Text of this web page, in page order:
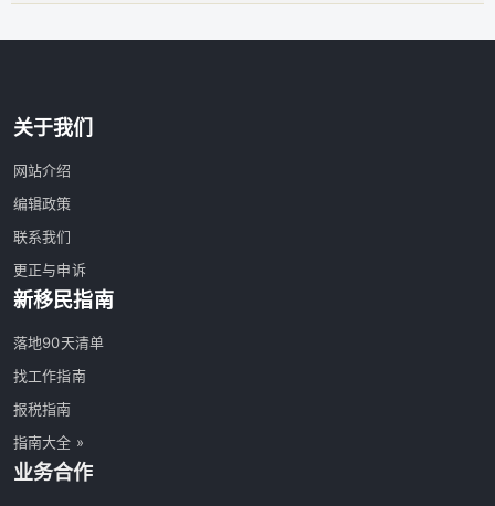
关于我们
网站介绍
编辑政策
联系我们
更正与申诉
新移民指南
落地90天清单
找工作指南
报税指南
指南大全 »
业务合作